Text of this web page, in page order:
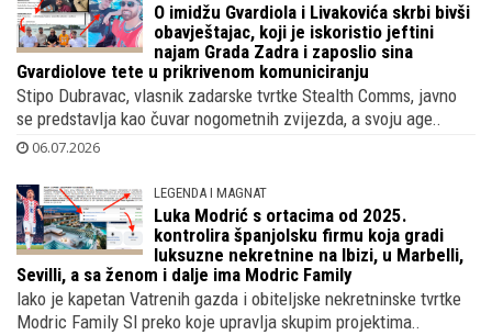
O imidžu Gvardiola i Livakovića skrbi bivši
obavještajac, koji je iskoristio jeftini
najam Grada Zadra i zaposlio sina
Gvardiolove tete u prikrivenom komuniciranju
Stipo Dubravac, vlasnik zadarske tvrtke Stealth Comms, javno
se predstavlja kao čuvar nogometnih zvijezda, a svoju age..
06.07.2026
LEGENDA I MAGNAT
Luka Modrić s ortacima od 2025.
kontrolira španjolsku firmu koja gradi
luksuzne nekretnine na Ibizi, u Marbelli,
Sevilli, a sa ženom i dalje ima Modric Family
Iako je kapetan Vatrenih gazda i obiteljske nekretninske tvrtke
Modric Family Sl preko koje upravlja skupim projektima..